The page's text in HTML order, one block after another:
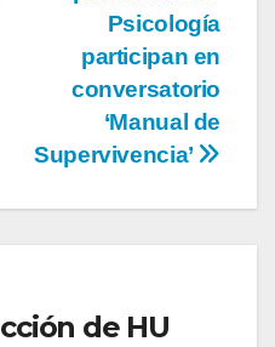
Psicología
participan en
conversatorio
‘Manual de
Supervivencia’
de HU